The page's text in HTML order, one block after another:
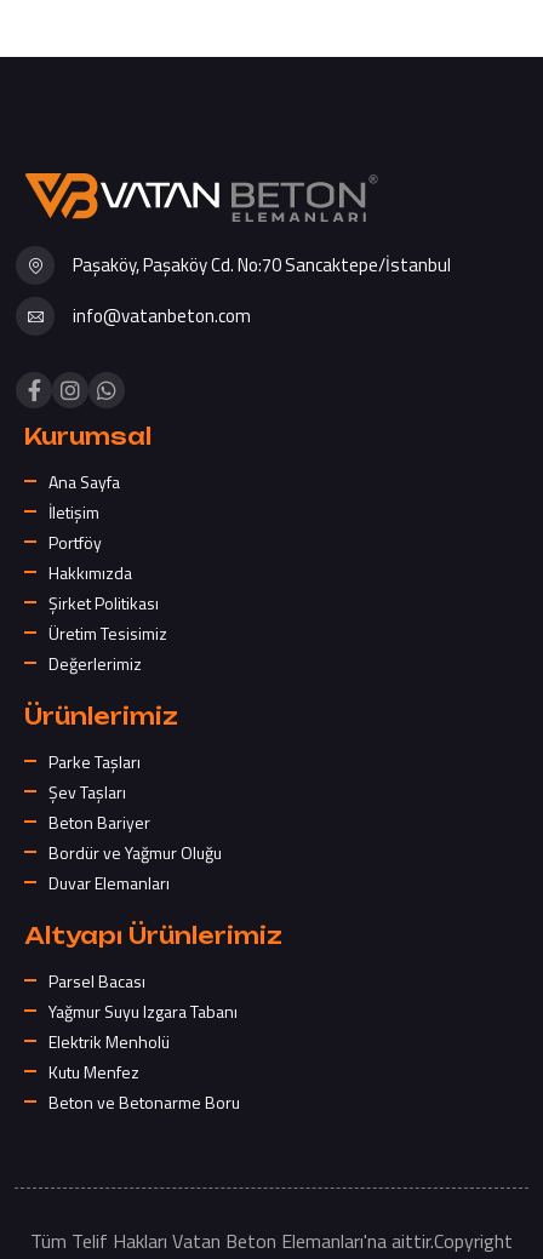
Paşaköy, Paşaköy Cd. No:70 Sancaktepe/İstanbul
info@vatanbeton.com
Kurumsal
Ana Sayfa
İletişim
Portföy
Hakkımızda
Şirket Politikası
Üretim Tesisimiz
Değerlerimiz
Ürünlerimiz
Parke Taşları
Şev Taşları
Beton Bariyer
Bordür ve Yağmur Oluğu
Duvar Elemanları
Altyapı Ürünlerimiz
Parsel Bacası
Yağmur Suyu Izgara Tabanı
Elektrik Menholü
Kutu Menfez
Beton ve Betonarme Boru
Tüm Telif Hakları Vatan Beton Elemanları'na aittir.Copyright